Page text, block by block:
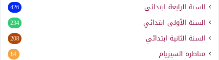
السنة الرابعة ابتدائي 426
السنة الأولى ابتدائي 234
السنة الثانية ابتدائي 208
مناظرة السيزيام 84